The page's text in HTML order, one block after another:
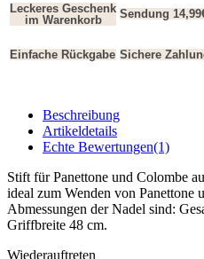
Leckeres Geschenk
im Warenkorb
Sendung
Einfache Rückgabe Sichere
Beschreibung
Artikeldetails
Echte Bewertungen(1)
Stift für Panettone und Colombe
ideal zum Wenden von Panettone
Abmessungen der Nadel sind:
Griffbreite 48 cm.
Wiederauftreten